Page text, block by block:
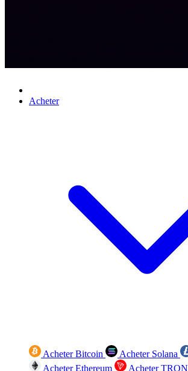
Acheter
Acheter Bitcoin Acheter Solana
Acheter Ethereum
Acheter TRON